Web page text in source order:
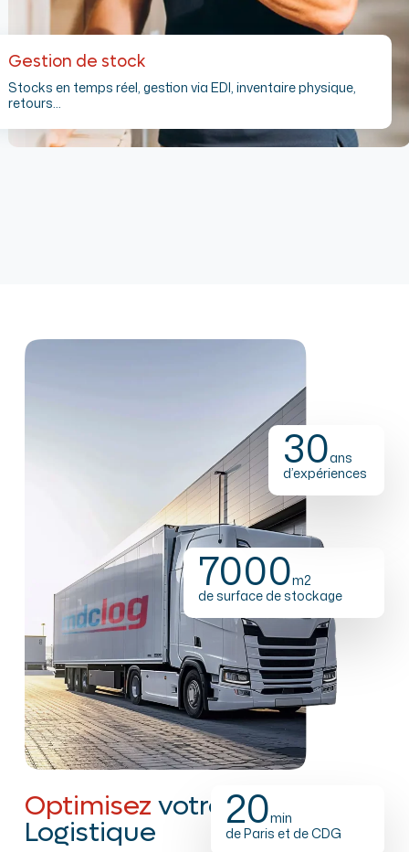
Gestion de stock
Stocks en temps réel, gestion via EDI, inventaire physique,
retours…
7000m2
de surface de stockage
20min
de Paris et de CDG
30ans
d’expériences
Optimisez votre chaîne
Logistique